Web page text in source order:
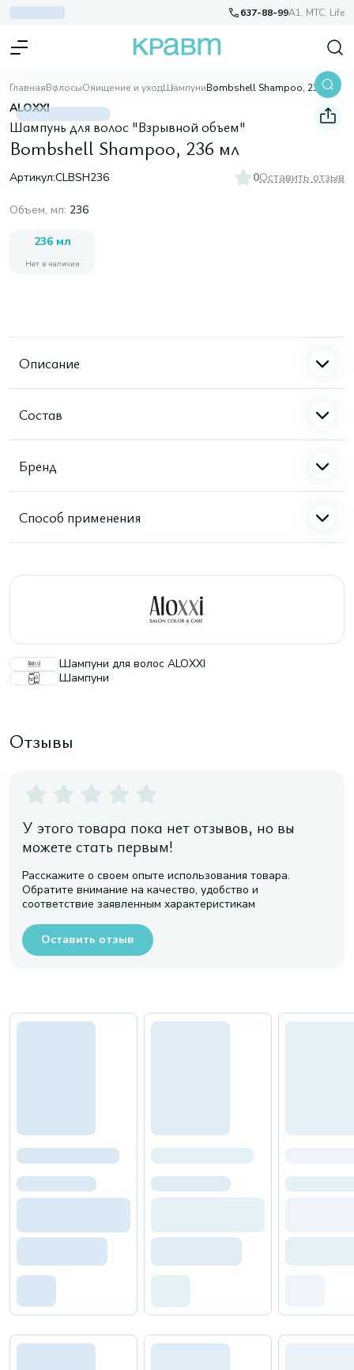
637-88-99A1, МТС, Life
ГлавнаяВолосыОчищение и уходШампуниBombshell Shampoo, 236 мл
ALOXXI
Шампунь для волос "Взрывной объем"
Bombshell Shampoo, 236 мл
Артикул:CLBSH236 0Оставить отзыв
Объем, мл: 236
236 мл
Нет в наличии
Описание
Состав
Бренд
Способ применения
Шампуни для волос ALOXXI
Шампуни
Отзывы
У этого товара пока нет отзывов, но вы
можете стать первым!
Расскажите о своем опыте использования товара.
Обратите внимание на качество, удобство и
соответствие заявленным характеристикам
Оставить отзыв